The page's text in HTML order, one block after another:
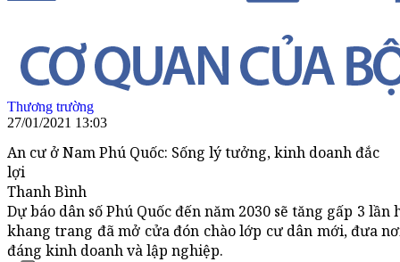
Thương trường
27/01/2021 13:03
An cư ở Nam Phú Quốc: Sống lý tưởng, kinh doanh đắc
lợi
Thanh Bình
Dự báo dân số Phú Quốc đến năm 2030 sẽ tăng gấp 3
khang trang đã mở cửa đón chào lớp cư dân mới, đưa
đáng kinh doanh và lập nghiệp.